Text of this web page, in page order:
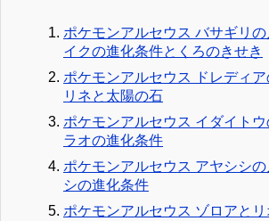
ポケモンアルセウス バサギリ
イクの進化条件とくろのきせき
ポケモンアルセウス ドレディ
リネと太陽の石
ポケモンアルセウス イダイト
ラオの進化条件
ポケモンアルセウス アヤシシ
シの進化条件
ポケモンアルセウス ゾロアと